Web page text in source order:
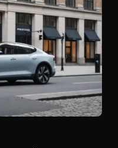
Här är allt vi vet
hittills. Klicka för
framtidsvision!